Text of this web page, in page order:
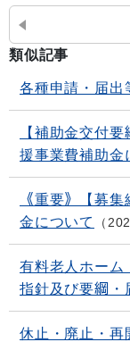
類似記事
各種申請・届出
【補助金交付
援事業費補助金
《重要》【募
金について
有料老人ホーム
指針及び要綱・
休止・廃止・再